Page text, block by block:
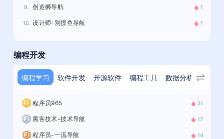
9. 创造狮导航 1
10. 设计师-别摸鱼导航 1
编程开发
编程学习 软件开发 开源软件 编程工具 数据分析 站长工
程序员965 21
黑客技术-技术导航 17
程序员-一流导航 14